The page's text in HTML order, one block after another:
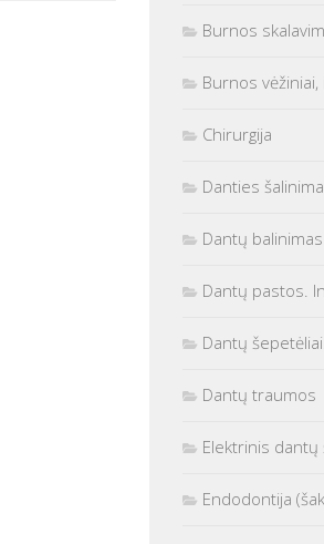
Burnos
Burnos vėžiniai,
Chirurgija
Danties
Dantų balinimas
Dantų pastos.
Dantų
Dantų traumos
Elektrinis
Endodontija